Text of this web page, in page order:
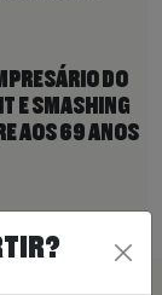
DO
E SMASHING
AOS 69 ANOS